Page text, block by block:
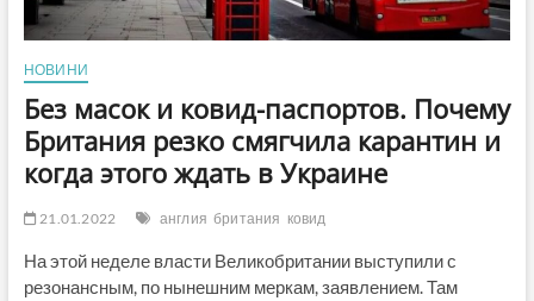
НОВИНИ
Без масок и ковид-паспортов. Почему
Британия резко смягчила карантин и
когда этого ждать в Украине
21.01.2022 англия британия ковид
На этой неделе власти Великобритании выступили с
резонансным, по нынешним меркам, заявлением. Там